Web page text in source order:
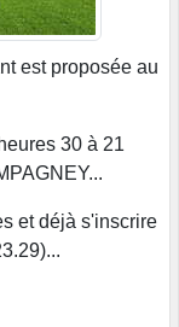
est proposée au
30 à 21
et déjà s'inscrire